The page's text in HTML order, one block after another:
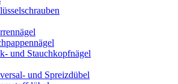
und Stauchkopfnägel
und Spreizdübel